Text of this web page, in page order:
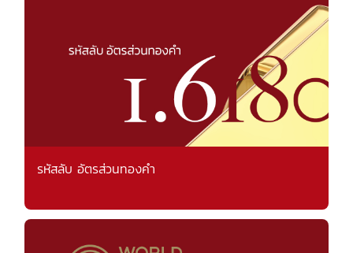
รหัสลับ อัตรส่วนทองคำ